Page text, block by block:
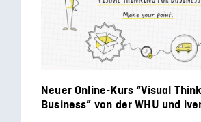
Neuer Online-Kurs “Visual
Business” von der WHU und